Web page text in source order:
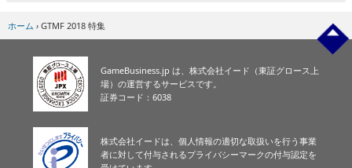
ホーム › GTMF 2018 特集
GameBusiness.jp は、株式会社イード（東証グロース上
場）の運営するサービスです。
証券コード：6038
株式会社イードは、個人情報の適切な取扱いを行う事業
者に対して付与されるプライバシーマークの付与認定を